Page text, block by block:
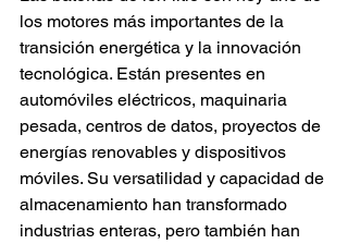
los motores más importantes de la
transición energética y la innovación
tecnológica. Están presentes en
automóviles eléctricos, maquinaria
pesada, centros de datos, proyectos de
energías renovables y dispositivos
móviles. Su versatilidad y capacidad de
almacenamiento han transformado
industrias enteras, pero también han